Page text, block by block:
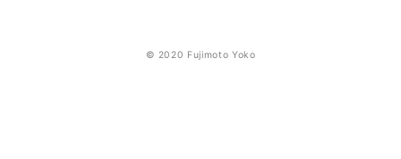
© 2020 Fujimoto Yoko